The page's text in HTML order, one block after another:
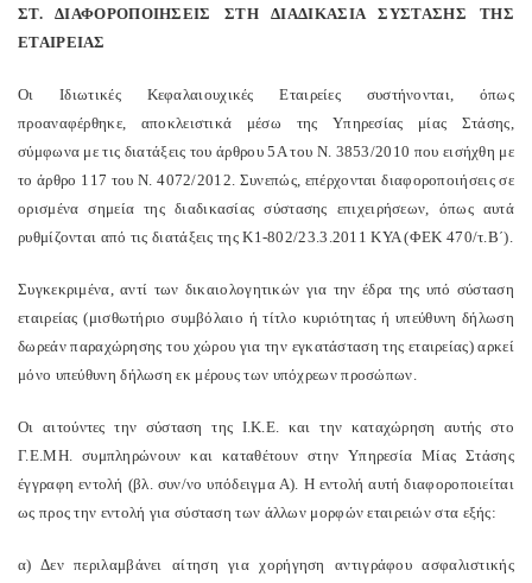
ΣΤ. ΔΙΑΦΟΡΟΠΟΙΗΣΕΙΣ ΣΤΗ ΔΙΑΔΙΚΑΣΙΑ ΣΥΣΤΑΣΗΣ ΤΗΣ
ΕΤΑΙΡΕΙΑΣ
Οι Ιδιωτικές Κεφαλαιουχικές Εταιρείες συστήνονται, όπως
προαναφέρθηκε, αποκλειστικά μέσω της Υπηρεσίας μίας Στάσης,
σύμφωνα με τις διατάξεις του άρθρου 5Α του Ν. 3853/2010 που εισήχθη με
το άρθρο 117 του Ν. 4072/2012. Συνεπώς, επέρχονται διαφοροποιήσεις σε
ορισμένα σημεία της διαδικασίας σύστασης επιχειρήσεων, όπως αυτά
ρυθμίζονται από τις διατάξεις της K1-802/23.3.2011 ΚΥΑ (ΦΕΚ 470/τ.Β΄).
Συγκεκριμένα, αντί των δικαιολογητικών για την έδρα της υπό σύσταση
εταιρείας (μισθωτήριο συμβόλαιο ή τίτλο κυριότητας ή υπεύθυνη δήλωση
δωρεάν παραχώρησης του χώρου για την εγκατάσταση της εταιρείας) αρκεί
μόνο υπεύθυνη δήλωση εκ μέρους των υπόχρεων προσώπων.
Οι αιτούντες την σύσταση της Ι.Κ.Ε. και την καταχώρηση αυτής στο
Γ.Ε.ΜΗ. συμπληρώνουν και καταθέτουν στην Υπηρεσία Μίας Στάσης
έγγραφη εντολή (βλ. συν/νο υπόδειγμα Α). Η εντολή αυτή διαφοροποιείται
ως προς την εντολή για σύσταση των άλλων μορφών εταιρειών στα εξής:
α) Δεν περιλαμβάνει αίτηση για χορήγηση αντιγράφου ασφαλιστικής